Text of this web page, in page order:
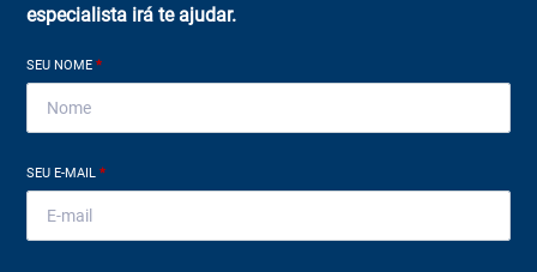
especialista irá te ajudar.
SEU NOME*
SEU E-MAIL*